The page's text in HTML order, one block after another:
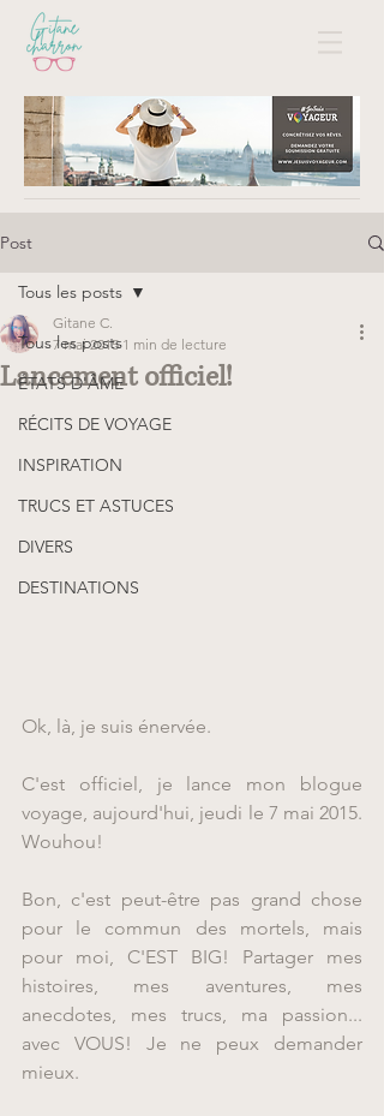
Post
Tous les posts
ÉTATS D'ÂME
RÉCITS DE VOYAGE
INSPIRATION
TRUCS ET ASTUCES
DIVERS
DESTINATIONS
Tous les posts
Lancement officiel!
Gitane C.
7 mai 2015 1 min de lecture
Ok, là, je suis énervée.
C'est officiel, je lance mon blogue
voyage, aujourd'hui, jeudi le 7 mai 2015.
Wouhou!
Bon, c'est peut-être pas grand chose
pour le commun des mortels, mais
pour moi, C'EST BIG! Partager mes
histoires, mes aventures, mes
anecdotes, mes trucs, ma passion...
avec VOUS! Je ne peux demander
mieux.